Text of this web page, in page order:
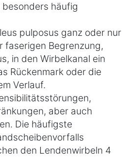
häufig
pulposus ganz oder nur
faserigen Begrenzung,
in den Wirbelkanal ein
Rückenmark oder die
Verlauf.
aber auch
Die häufigste
den Lendenwirbeln 4